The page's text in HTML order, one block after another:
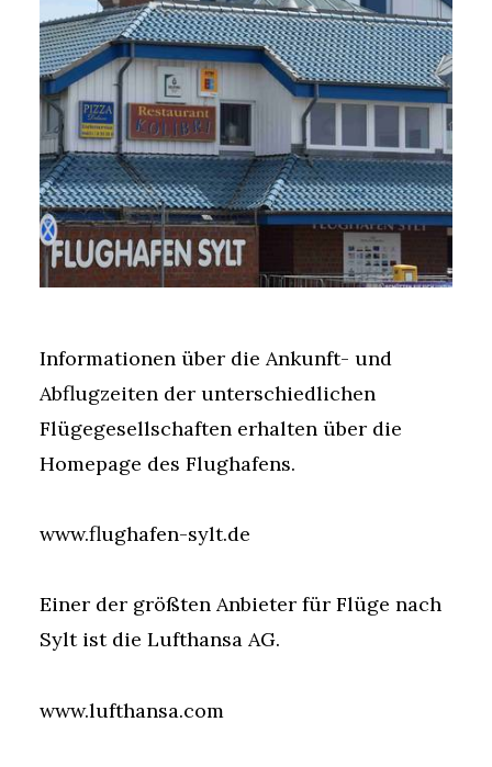
Informationen über die Ankunft- und
Abflugzeiten der unterschiedlichen
Flügegesellschaften erhalten über die
Homepage des Flughafens.
www.flughafen-sylt.de
Einer der größten Anbieter für Flüge nach
Sylt ist die Lufthansa AG.
www.lufthansa.com